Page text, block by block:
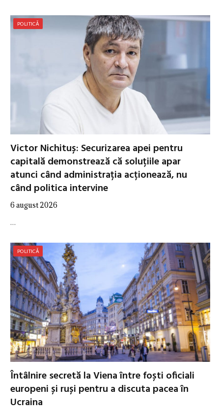
POLITICĂ
Victor Nichituș: Securizarea apei pentru
capitală demonstrează că soluțiile apar
atunci când administrația acționează, nu
când politica intervine
6 august 2026
…
POLITICĂ
Întâlnire secretă la Viena între foști oficiali
europeni și ruși pentru a discuta pacea în
Ucraina